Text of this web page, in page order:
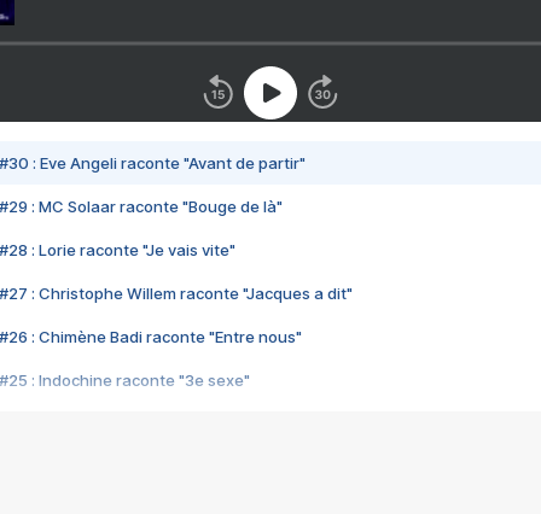
#30 : Eve Angeli raconte "Avant de partir"
#29 : MC Solaar raconte "Bouge de là"
#28 : Lorie raconte "Je vais vite"
#27 : Christophe Willem raconte "Jacques a dit"
#26 : Chimène Badi raconte "Entre nous"
#25 : Indochine raconte "3e sexe"